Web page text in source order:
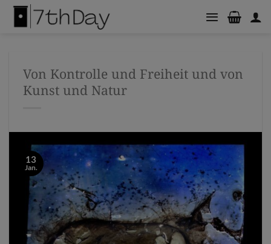
Zum
Inhalt
Von Kontrolle und Freiheit und von
Kunst und Natur
13
Jan.